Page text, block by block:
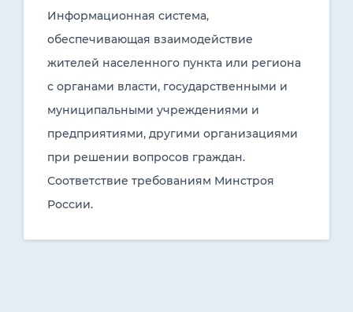
Информационная система,
обеспечивающая взаимодействие
жителей населенного пункта или региона
с органами власти, государственными и
муниципальными учреждениями и
предприятиями, другими организациями
при решении вопросов граждан.
Соответствие требованиям Минстроя
России.